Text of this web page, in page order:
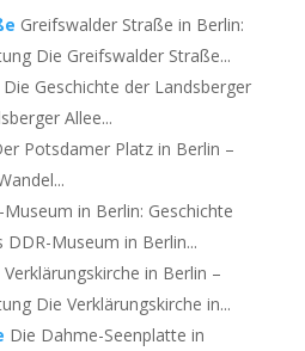
Greifswalder Straße in Berlin:
Die Greifswalder Straße...
Die Geschichte der Landsberger
Allee...
Potsdamer Platz in Berlin –
Museum in Berlin: Geschichte
Museum in Berlin...
Verklärungskirche in Berlin –
Die Verklärungskirche in...
Die Dahme-Seenplatte in